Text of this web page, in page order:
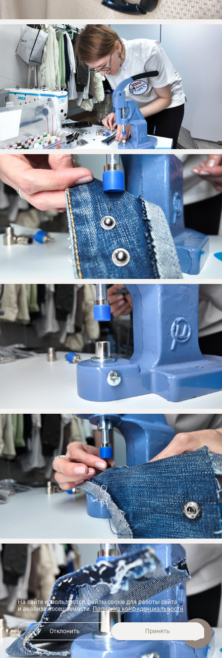
На сайте используются файлы cookie для работы сайта
и анализа посещаемости. Политика конфиденциальности
Отклонить Принять